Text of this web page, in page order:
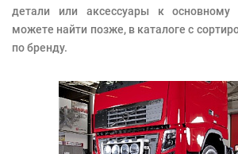
детали или аксессуары к основному
можете найти позже, в каталоге с
по бренду.